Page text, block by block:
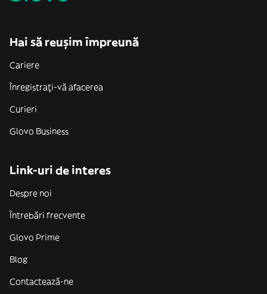
Hai să reușim împreună
Cariere
Înregistrați-vă afacerea
Curieri
Glovo Business
Link-uri de interes
Despre noi
Întrebări frecvente
Glovo Prime
Blog
Contactează-ne